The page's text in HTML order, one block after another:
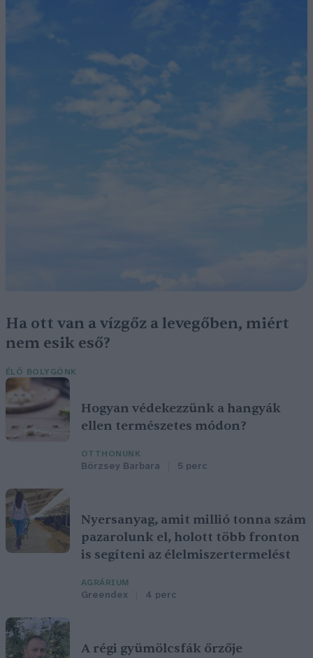
Ha ott van a vízgőz a levegőben, miért
nem esik eső?
ÉLŐ BOLYGÓNK
Hogyan védekezzünk a hangyák
ellen természetes módon?
OTTHONUNK
Börzsey Barbara 5 perc
Nyersanyag, amit millió tonna szám
pazarolunk el, holott több fronton
is segíteni az élelmiszertermelést
AGRÁRIUM
Greendex 4 perc
A régi gyümölcsfák őrzője